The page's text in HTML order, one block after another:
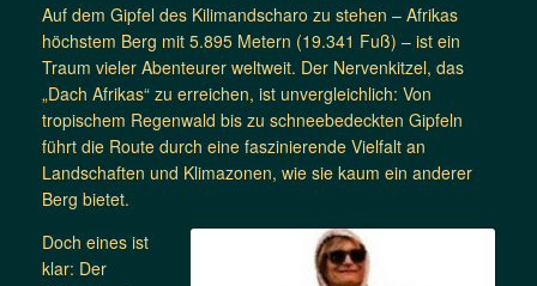
Auf dem Gipfel des Kilimandscharo zu stehen – Afrikas
höchstem Berg mit 5.895 Metern (19.341 Fuß) – ist ein
Traum vieler Abenteurer weltweit. Der Nervenkitzel, das
„Dach Afrikas“ zu erreichen, ist unvergleichlich: Von
tropischem Regenwald bis zu schneebedeckten Gipfeln
führt die Route durch eine faszinierende Vielfalt an
Landschaften und Klimazonen, wie sie kaum ein anderer
Berg bietet.
Doch eines ist
klar: Der